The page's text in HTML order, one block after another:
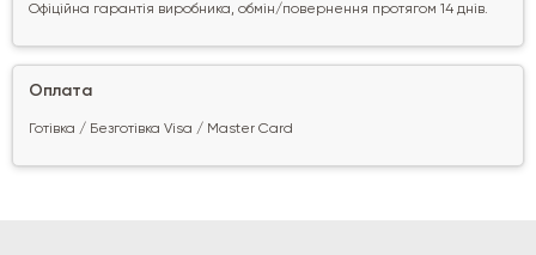
Офіційна гарантія виробника, обмін/повернення протягом 14 днів.
Оплата
Готівка / Безготівка Visa / Master Card